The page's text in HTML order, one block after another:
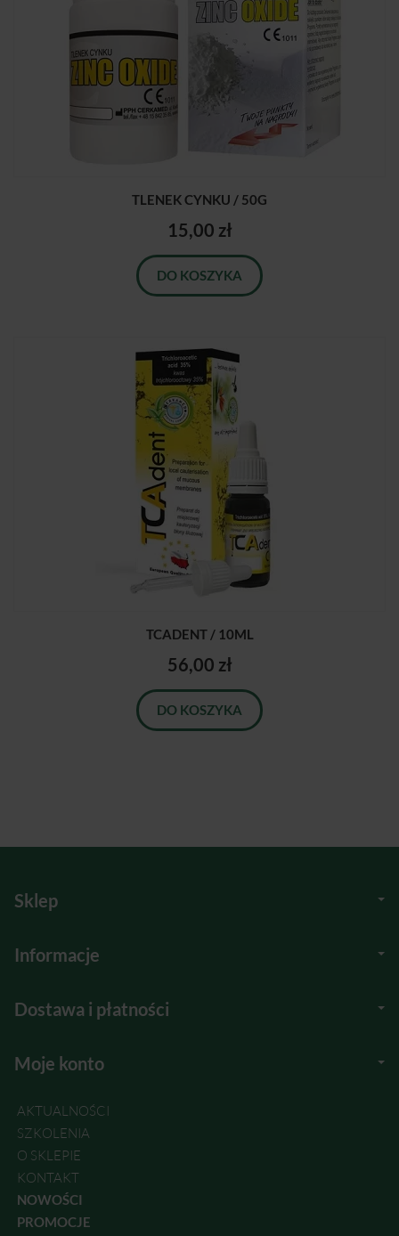
TLENEK CYNKU / 50G
15,00 zł
DO KOSZYKA
TCADENT / 10ML
56,00 zł
DO KOSZYKA
Sklep
Informacje
Dostawa i płatności
Moje konto
AKTUALNOŚCI
SZKOLENIA
O SKLEPIE
KONTAKT
NOWOŚCI
PROMOCJE